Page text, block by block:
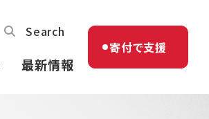
Search
最新情報
寄付で支援